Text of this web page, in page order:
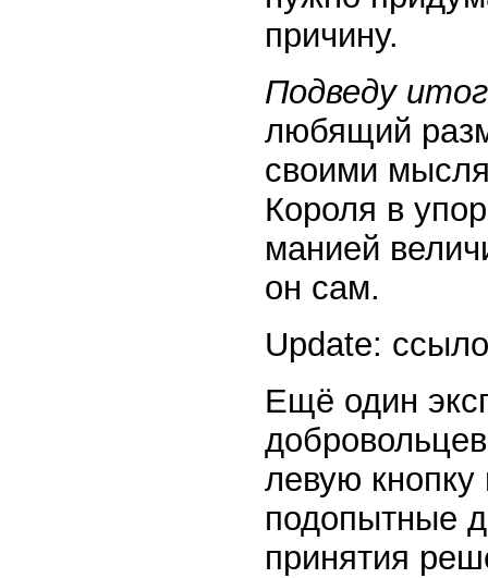
причину.
Подведу итог
любящий
своими
Короля в
манией
он сам.
Update:
Ещё один
левую
подопытные
принятия